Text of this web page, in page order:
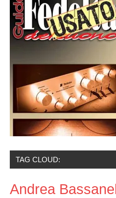
TAG CLOUD:
Andrea